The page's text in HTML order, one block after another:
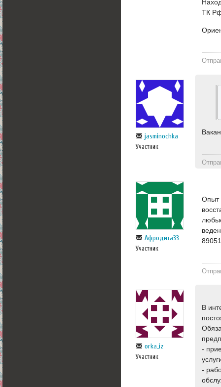
ТК
jasminochka
Участник
Афродита33
Участник
Опыт
orka_iz
Участник
В
-
-